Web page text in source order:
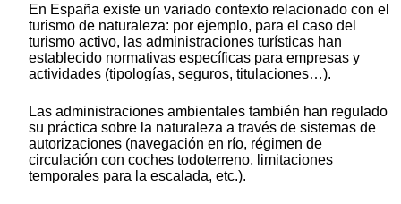
En España existe un variado contexto relacionado con el
turismo de naturaleza: por ejemplo, para el caso del
turismo activo, las administraciones turísticas han
establecido normativas específicas para empresas y
actividades (tipologías, seguros, titulaciones…).
Las administraciones ambientales también han regulado
su práctica sobre la naturaleza a través de sistemas de
autorizaciones (navegación en río, régimen de
circulación con coches todoterreno, limitaciones
temporales para la escalada, etc.).